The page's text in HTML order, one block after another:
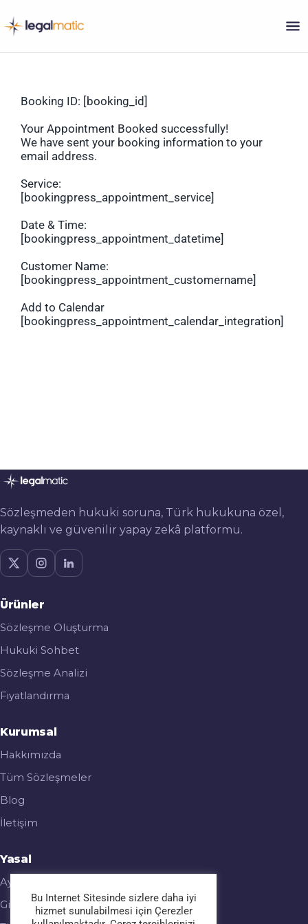
Booking ID: [booking_id]
Your Appointment Booked successfully!
We have sent your booking information to your
email address.
Service:
[bookingpress_appointment_service]
Date & Time:
[bookingpress_appointment_datetime]
Customer Name:
[bookingpress_appointment_customername]
Add to Calendar
[bookingpress_appointment_calendar_integration]
Sözleşmeden hukuki soruna, Türk hukukuna özel,
kaynaklı ve güvenilir yapay zekâ platformu.
Ürünler
Sözleşme Oluşturma
Hukuki Sohbet
Sözleşme Analizi
Fiyatlandırma
Kurumsal
Hakkımızda
Tüm Sözleşmeler
Blog
İletişim
Yasal
Aydınlatma Metni
Gizlilik & Çerez Politikası
Bu Internet Sitesinde sizlere daha iyi
hizmet sunulabilmesi için Çerezler